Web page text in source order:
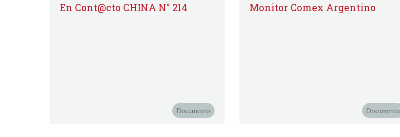
En Cont@cto CHINA N° 214
Documento
Monitor Comex Argentino
Documento